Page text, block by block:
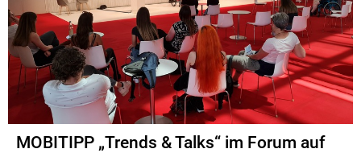
MOBITIPP „Trends & Talks“ im Forum auf